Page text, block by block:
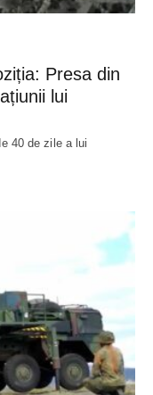
Presa din
lui
40 de zile a lui